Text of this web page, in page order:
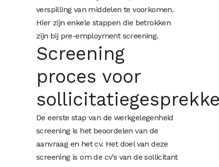
verspilling van middelen te voorkomen.
Hier zijn enkele stappen die betrokken
zijn bij pre-employment screening.
Screening
proces voor
De eerste stap van de werkgelegenheid
screening is het beoordelen van de
aanvraag en het cv. Het doel van deze
screening is om de cv’s van de sollicitant